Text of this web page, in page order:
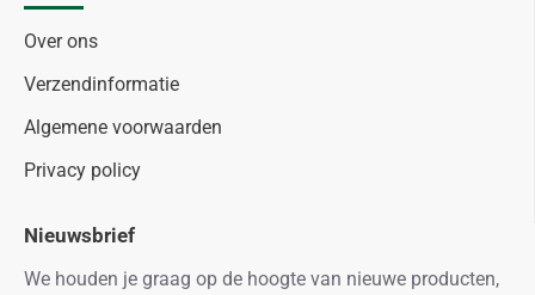
Over ons
Verzendinformatie
Algemene voorwaarden
Privacy policy
Nieuwsbrief
We houden je graag op de hoogte van nieuwe producten,